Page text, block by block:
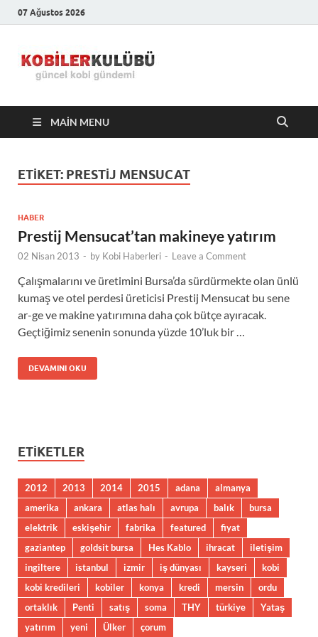
07 Ağustos 2026
Kulübü –
En Güncel
Kobi
MAIN MENU
ETIKET: PRESTIJ MENSUCAT
HABER
Prestij Mensucat’tan makineye yatırım
02 Nisan 2013 - by Kobi Haberleri - Leave a Comment
Çalışmalarını ve üretimini Bursa’da sürdürmekte olan ünlü
kumaş ve otel perdesi üreticisi Prestij Mensucat bu sene
ar-ge ve makine yatırımına daha çok bütçe ayıracak.
Geçtiğimiz senenin sonunda yüzde 10’luk bir …
DEVAMINI OKU
ETIKETLER
2012 2013 2014 2015 adana
almanya
amerika
ankara atlas halı avrupa balık
bursa
elektrik
eskişehir fabrika featured
fiyat
gaziantep
goldsit bursa Hes Kablo ihracat
iletişim
ingiltere
istanbul izmir iş dünyası kayseri
kobi
kobi kredileri
kobiler konya kredi mersin
ordu
ortaklık
Penti satış soma THY türkiye
Yataş
yatırım
yeni Ülker çorum